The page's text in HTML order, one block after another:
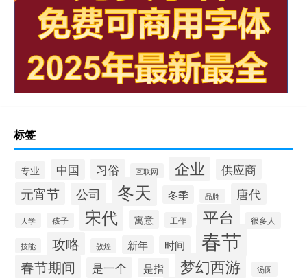
标签
专业 中国 习俗 互联网 企业 供应商
元宵节 公司 冬天 冬季 品牌 唐代
大学 孩子 宋代 寓意 工作 平台 很多人
技能 攻略 敦煌 新年 时间 春节
春节期间 是一个 是指 梦幻西游 汤圆